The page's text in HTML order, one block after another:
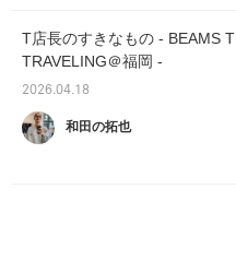
T店長のすきなもの - BEAMS T
TRAVELING＠福岡 -
2026.04.18
和田の拓也